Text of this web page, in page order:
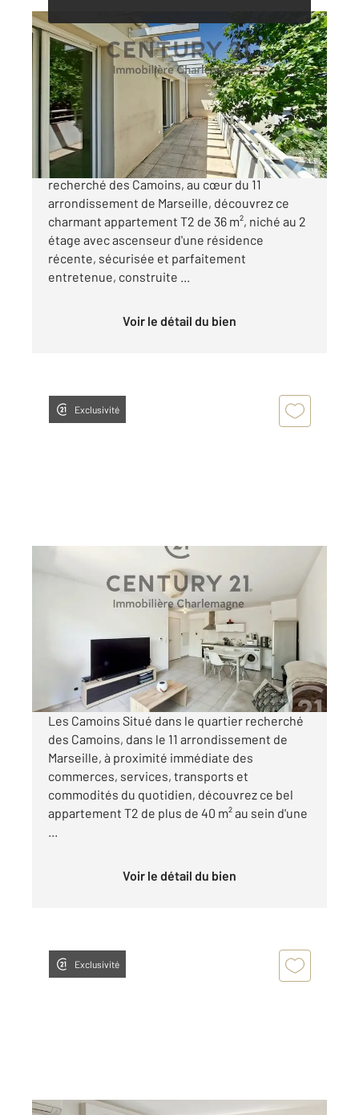
MARSEILLE 13011
35,75 m2, 2 pièces
Ref : 1062
Appartement T2 à vendre
189 000 €
Les Camoins Situé dans le secteur très
recherché des Camoins, au cœur du 11
arrondissement de Marseille, découvrez ce
charmant appartement T2 de 36 m², niché au 2
étage avec ascenseur d'une résidence
récente, sécurisée et parfaitement
entretenue, construite ...
Voir le détail du bien
Exclusivité
, 2 pièces
Appartement T2 à vendre
190 000 €
Visiter le site dédié
Les Camoins Situé dans le quartier recherché
des Camoins, dans le 11 arrondissement de
Marseille, à proximité immédiate des
commerces, services, transports et
commodités du quotidien, découvrez ce bel
appartement T2 de plus de 40 m² au sein d'une
Voir le détail du bien
Exclusivité